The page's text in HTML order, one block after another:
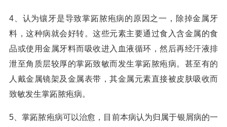
4、认为镶牙是导致掌跖脓疱病的原因之一，除掉金属牙
料，这种病就会好转。这些元素主要通过食入含金属的食
品或使用金属牙料而吸收进入血液循环，然后再经汗液排
泄至角质层较厚的掌跖致敏而发生掌跖脓疱病。甚至有的
人戴金属镜架及金属表带，其金属元素直接被皮肤吸收而
致敏发生掌跖脓疱病。
5、掌跖脓疱病可以治愈，目前本病认为归属于银屑病的一